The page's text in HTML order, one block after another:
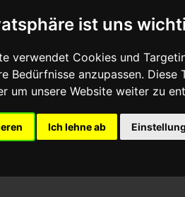
ist uns
verwendet Cookies und
Bedürfnisse anzupassen.
um unsere Website weiter zu
Ich lehne ab